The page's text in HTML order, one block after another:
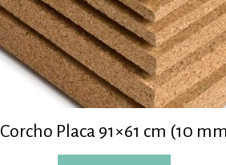
Corcho Placa 91×61 cm (10